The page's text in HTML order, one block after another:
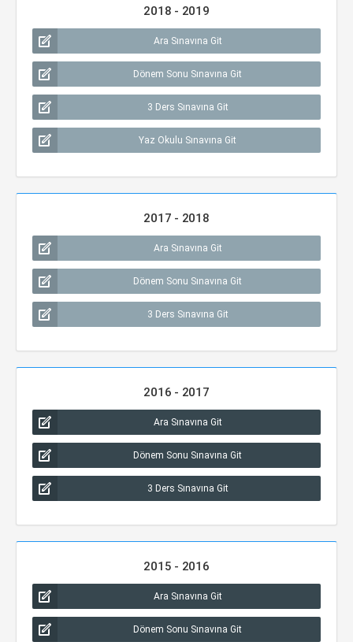
2018 - 2019
Ara Sınavına Git
Dönem Sonu Sınavına Git
3 Ders Sınavına Git
Yaz Okulu Sınavına Git
2017 - 2018
Ara Sınavına Git
Dönem Sonu Sınavına Git
3 Ders Sınavına Git
2016 - 2017
Ara Sınavına Git
Dönem Sonu Sınavına Git
3 Ders Sınavına Git
2015 - 2016
Ara Sınavına Git
Dönem Sonu Sınavına Git